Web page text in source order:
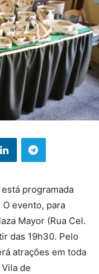
está programada
evento, para
Mayor (Rua Cel.
das 19h30. Pelo
atrações em toda
de